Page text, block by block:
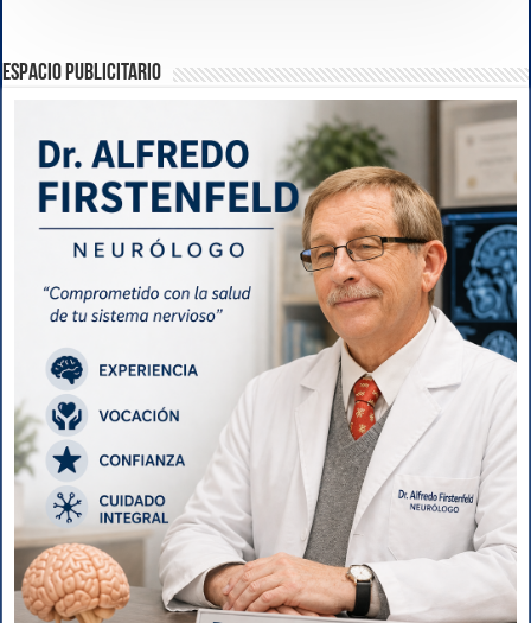
ESPACIO PUBLICITARIO